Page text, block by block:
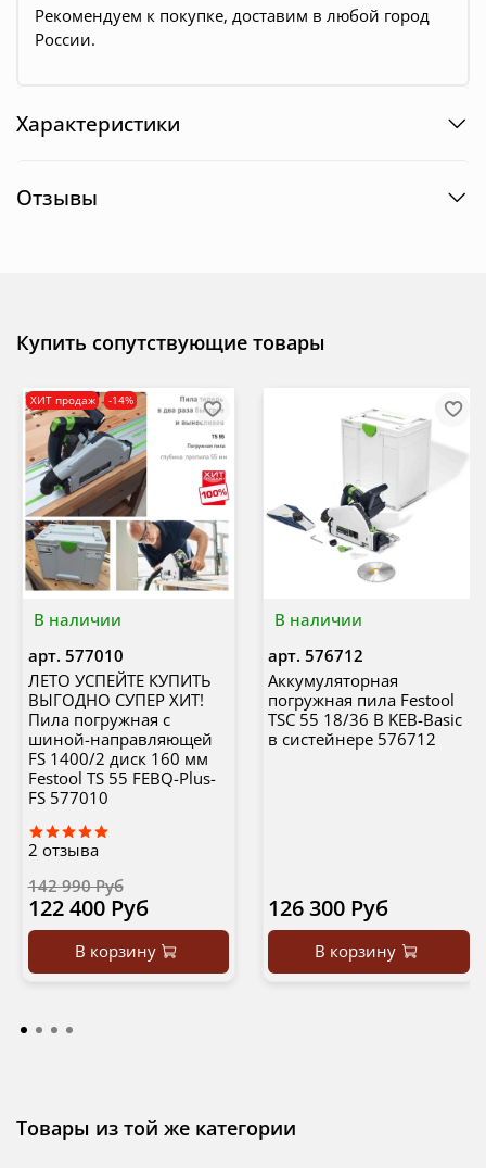
Рекомендуем к покупке, доставим в любой город
России.
Характеристики
Отзывы
Купить сопутствующие товары
В наличии
ХИТ продаж -14%
арт. 577010
ЛЕТО УСПЕЙТЕ КУПИТЬ
ВЫГОДНО СУПЕР ХИТ!
Пила погружная с
шиной-направляющей
FS 1400/2 диск 160 мм
Festool TS 55 FEBQ-Plus-
FS 577010
2 отзыва
142 990 Руб
122 400 Руб
В корзину
В наличии
арт. 576712
Аккумуляторная
погружная пила Festool
TSC 55 18/36 В KEB-Basic
в систейнере 576712
126 300 Руб
В корзину
Товары из той же категории